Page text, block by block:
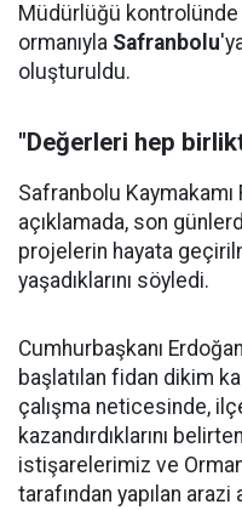
Müdürlüğü
ormanıyla Safranbolu
oluşturuldu.
"Değerleri hep
Safranbolu Kaymakamı
açıklamada, son
projelerin hayata
yaşadıklarını söyledi.
Cumhurbaşkanı
başlatılan fidan dikim
çalışma neticesinde,
kazandırdıklarını
istişarelerimiz ve
tarafından yapılan